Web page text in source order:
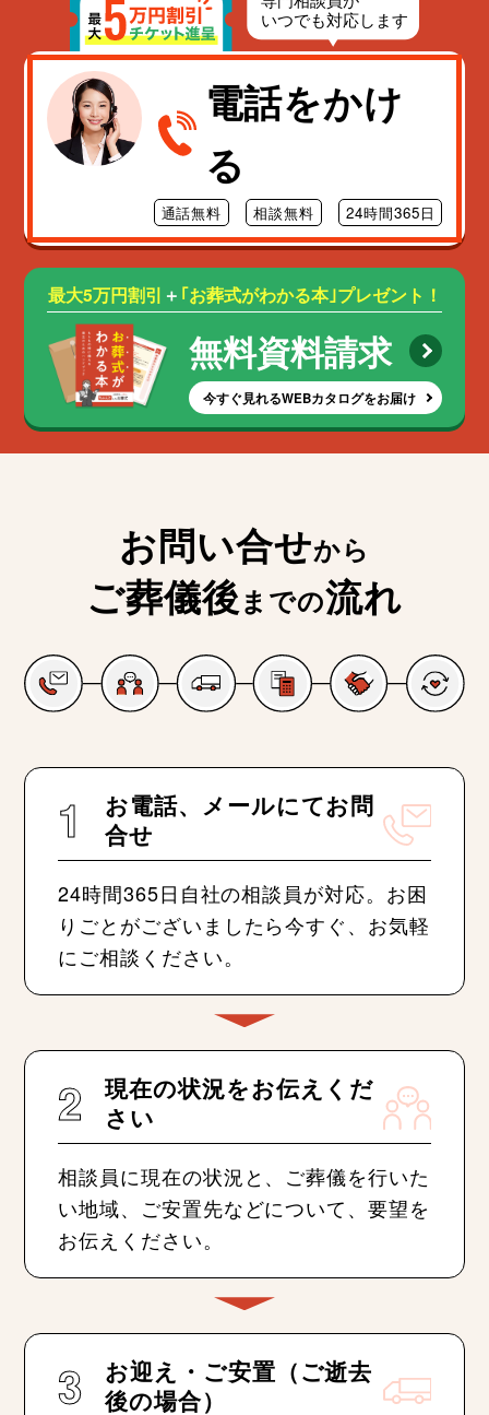
電話をかけ
る
通話無料 相談無料 24時間365日
最大5万円割引 ＋ ｢お葬式がわかる本｣プレゼント！
無料資料請求
今すぐ見れるWEBカタログをお届け
お問い合せから
ご葬儀後までの流れ
1
お電話、メールにてお問
合せ
24時間365日自社の相談員が対応。お困
りごとがございましたら今すぐ、お気軽
にご相談ください。
2
現在の状況をお伝えくだ
さい
相談員に現在の状況と、ご葬儀を行いた
い地域、ご安置先などについて、要望を
お伝えください。
3
お迎え・ご安置（ご逝去
後の場合）